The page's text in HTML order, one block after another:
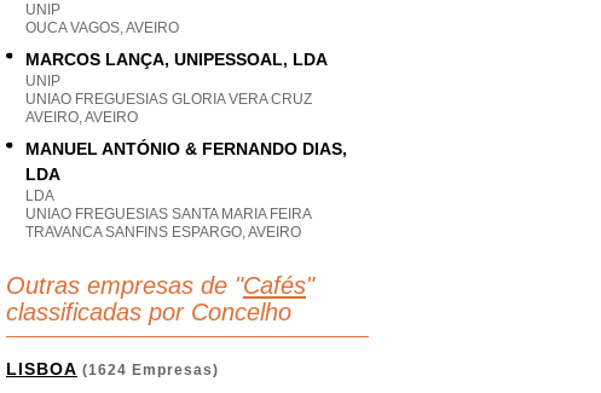
UNIP
OUCA VAGOS, AVEIRO
MARCOS LANÇA, UNIPESSOAL, LDA
UNIP
UNIAO FREGUESIAS GLORIA VERA CRUZ
AVEIRO, AVEIRO
MANUEL ANTÓNIO & FERNANDO DIAS,
LDA
LDA
UNIAO FREGUESIAS SANTA MARIA FEIRA
TRAVANCA SANFINS ESPARGO, AVEIRO
Outras empresas de "Cafés"
classificadas por Concelho
LISBOA (1624 Empresas)